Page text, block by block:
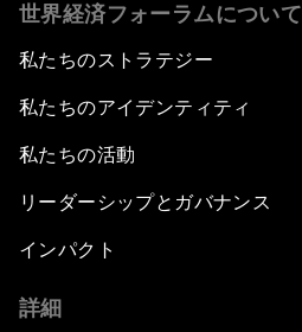
世界経済フォーラムについて
私たちのストラテジー
私たちのアイデンティティ
私たちの活動
リーダーシップとガバナンス
インパクト
詳細